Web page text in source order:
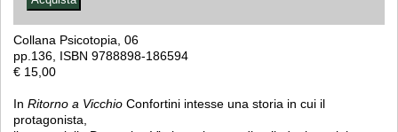
Collana Psicotopia, 06
pp.136, ISBN 9788898-186594
€ 15,00
InRitorno a Vicchio Confortini intesse una storia in cui il
protagonista,